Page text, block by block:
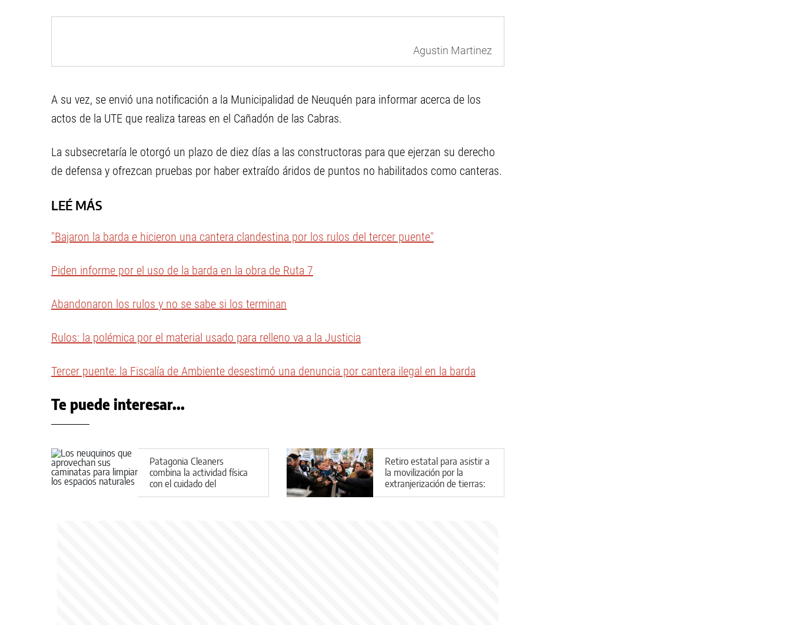
Agustin Martinez
A su vez, se envió una notificación a la Municipalidad de Neuquén para informar acerca de los
actos de la UTE que realiza tareas en el Cañadón de las Cabras.
La subsecretaría le otorgó un plazo de diez días a las constructoras para que ejerzan su derecho
de defensa y ofrezcan pruebas por haber extraído áridos de puntos no habilitados como canteras.
LEÉ MÁS
"Bajaron la barda e hicieron una cantera clandestina por los rulos del tercer puente"
Piden informe por el uso de la barda en la obra de Ruta 7
Abandonaron los rulos y no se sabe si los terminan
Rulos: la polémica por el material usado para relleno va a la Justicia
Tercer puente: la Fiscalía de Ambiente desestimó una denuncia por cantera ilegal en la barda
Te puede interesar...
Patagonia Cleaners
combina la actividad física
con el cuidado del
medioambiente en
Retiro estatal para asistir a
la movilización por la
extranjerización de tierras:
el horario